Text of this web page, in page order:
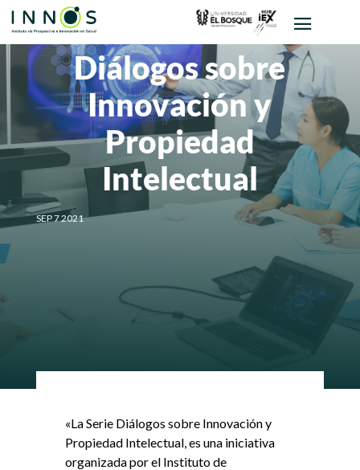
Diálogos sobre
Innovación y
Propiedad
Intelectual
SEP 7 2021
«La Serie Diálogos sobre Innovación y
Propiedad Intelectual, es una iniciativa
organizada por el Instituto de